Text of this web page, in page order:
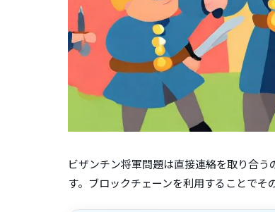
ビザンチン将軍問題は直接連絡を取り合
す。ブロックチェーンを利用することでそ